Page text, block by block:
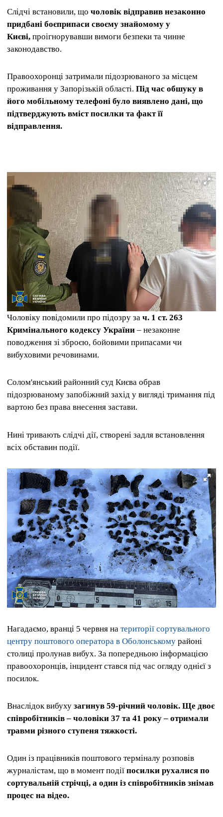
Слідчі встановили, що чоловік відправив незаконно
придбані боєприпаси своєму знайомому у
Києві, проігнорувавши вимоги безпеки та чинне
законодавство.
Правоохоронці затримали підозрюваного за місцем
проживання у Запорізькій області. Під час обшуку в
його мобільному телефоні було виявлено дані, що
підтверджують вміст посилки та факт її
відправлення.
Чоловіку повідомили про підозру за ч. 1 ст. 263
Кримінального кодексу України – незаконне
поводження зі зброєю, бойовими припасами чи
вибуховими речовинами.
Солом'янський районний суд Києва обрав
підозрюваному запобіжний захід у вигляді тримання під
вартою без права внесення застави.
Нині тривають слідчі дії, створені задля встановлення
всіх обставин події.
Нагадаємо, вранці 5 червня на території сортувального
центру поштового оператора в Оболонському районі
столиці пролунав вибух. За попередньою інформацією
правоохоронців, інцидент стався під час огляду однієї з
посилок.
Внаслідок вибуху загинув 59-річний чоловік. Ще двоє
співробітників – чоловіки 37 та 41 року – отримали
травми різного ступеня тяжкості.
Один із працівників поштового терміналу розповів
журналістам, що в момент події посилки рухалися по
сортувальній стрічці, а один із співробітників знімав
процес на відео.